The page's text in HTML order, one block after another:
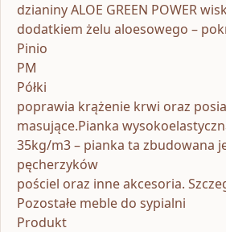
dzianiny ALOE GREEN POWER
dodatkiem żelu aloesowego –
Pinio
PM
Półki
poprawia krążenie krwi oraz
masujące.Pianka
35kg/m3 – pianka ta zbudowana
pęcherzyków
pościel oraz inne akcesoria.
Pozostałe meble do sypialni
Produkt